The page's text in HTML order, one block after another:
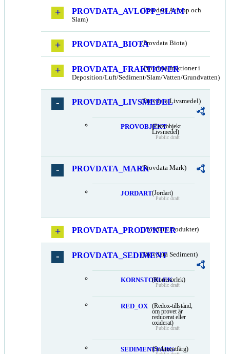
PROVDATA_AVLOPP_SLAM
(Provdata Avlopp och
Slam)
PROVDATA_BIOTA(Provdata Biota)
PROVDATA_FRAKTIONER
(Provdata fraktioner i
Deposition/Luft/Sediment/Slam/Vatten/Grundvatten)
PROVDATA_LIVSMEDEL
(Provdata Livsmedel)
PROVOBJEKT(Provobjekt
Livsmedel)
Public draft
PROVDATA_MARK(Provdata Mark)
JORDART(Jordart)
Public draft
PROVDATA_PRODUKTER
(Provdata Produkter)
PROVDATA_SEDIMENT(Provdata Sediment)
KORNSTORLEK
(Kornstorlek)
Public draft
RED_OX
(Redox-tillstånd,
om provet är
reducerat eller
oxiderat)
Public draft
SEDIMENTFARG
(Sedimentfärg)